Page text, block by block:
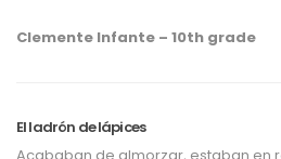
Clemente Infante – 10th grade
El ladrón de lápices